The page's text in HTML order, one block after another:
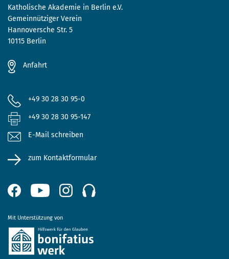
Katholische Akademie in Berlin e.V.
Gemeinnütziger Verein
Hannoversche Str. 5
10115 Berlin
Anfahrt
+49 30 28 30 95-0
+49 30 28 30 95-147
E-Mail schreiben
zum Kontaktformular
Mit Unterstützung von